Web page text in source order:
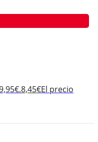
8,45€El precio